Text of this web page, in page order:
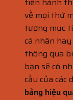
về mọi thứ
tượng mục
cá nhân
thông qua
bạn sẽ có
cầu của các
bảng hiệu